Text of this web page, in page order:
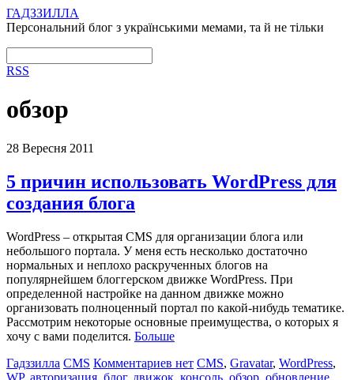
ГАДЗЗИЛЛА
Персональний блог з українськими мемами, та й не тільки
RSS
обзор
28 Вересня 2011
5 причин использовать WordPress для
создания блога
WordPress – открытая CMS для организации блога или
небольшого портала. У меня есть несколько достаточно
нормальных и неплохо раскрученных блогов на
популярнейшем блоггерском движке WordPress. При
определенной настройке на данном движке можно
организовать полноценный портал по какой-нибудь тематике.
Рассмотрим некоторые основные преимущества, о которых я
хочу с вами поделится. Больше
Гадззилла CMS Комментариев нет CMS, Gravatar, WordPress,
WP, авторизация, блог, движок, консоль, обзор, обновление,